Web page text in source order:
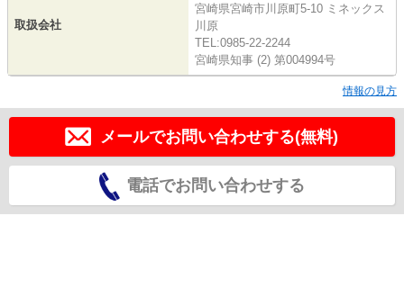
取扱会社
宮崎県宮崎市川原町5-10 ミネックス
川原
TEL:0985-22-2244
宮崎県知事 (2) 第004994号
情報の見方
メールでお問い合わせする(無料)
電話でお問い合わせする